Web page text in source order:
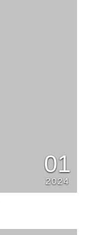
01
2024